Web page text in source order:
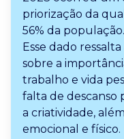
priorização da
56% da população.
Esse dado
sobre a
trabalho e vida
falta de descanso
a criatividade,
emocional e físico.